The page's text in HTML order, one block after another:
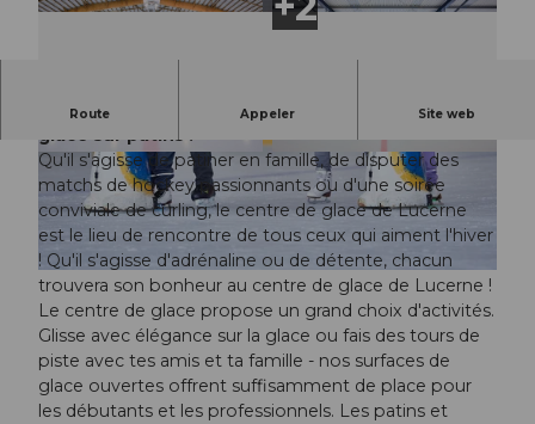
© André Maurer Photography / www.andremaurer.ch | CC-BY-NC-ND
© CC-BY-NC-ND
© André Maurer Photography www.an André M
aurer Photography www.an |CC-BY-NC-ND
Route Appeler Site web
Centre de glace de Lucerne - L'expérience de la
glace sur patins !
Qu'il s'agisse de patiner en famille, de disputer des
matchs de hockey passionnants ou d'une soirée
conviviale de curling, le centre de glace de Lucerne
est le lieu de rencontre de tous ceux qui aiment l'hiver
! Qu'il s'agisse d'adrénaline ou de détente, chacun
trouvera son bonheur au centre de glace de Lucerne !
Le centre de glace propose un grand choix d'activités.
Glisse avec élégance sur la glace ou fais des tours de
piste avec tes amis et ta famille - nos surfaces de
glace ouvertes offrent suffisamment de place pour
les débutants et les professionnels. Les patins et